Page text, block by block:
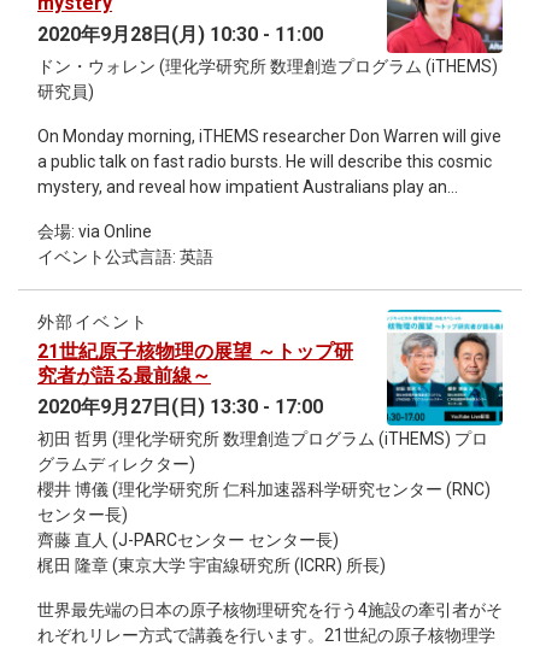
currently evolving from the conventional way of finding
materials. Instead of developing materials with good
properties through numerous experiments, materials science
is increasingly finding materials using mathematical
developments and related topics. Although some lectures
will take place in Japanese, the majority of talks will be in
English. The deadline for registration is Monday, September
2020年9月28日(月) 10:30 - 11:00
ドン・ウォレン (理化学研究所 数理創造プログラム (iTHEMS)
研究員)
On Monday morning, iTHEMS researcher Don Warren will give
a public talk on fast radio bursts. He will describe this cosmic
mystery, and reveal how impatient Australians play an
Stream You series, hosted by National Geographic and Nerd
Nite. Don’s talk begins at 10:30am, but there will be three talks
before his starting at 9:00am. To watch Don’s talk, or any of
the others, visit facebook.com/nerdnite on Monday and look
for the YouTube link.
会場: via Online
イベント公式言語: 英語
外部イベント
21世紀原子核物理の展望 ～トップ研
究者が語る最前線～
2020年9月27日(日) 13:30 - 17:00
初田 哲男 (理化学研究所 数理創造プログラム (iTHEMS) プロ
グラムディレクター)
櫻井 博儀 (理化学研究所 仁科加速器科学研究センター (RNC)
センター長)
齊藤 直人 (J-PARCセンター センター長)
梶田 隆章 (東京大学 宇宙線研究所 (ICRR) 所長)
世界最先端の日本の原子核物理研究を行う4施設の牽引者がそ
れぞれリレー方式で講義を行います。21世紀の原子核物理学